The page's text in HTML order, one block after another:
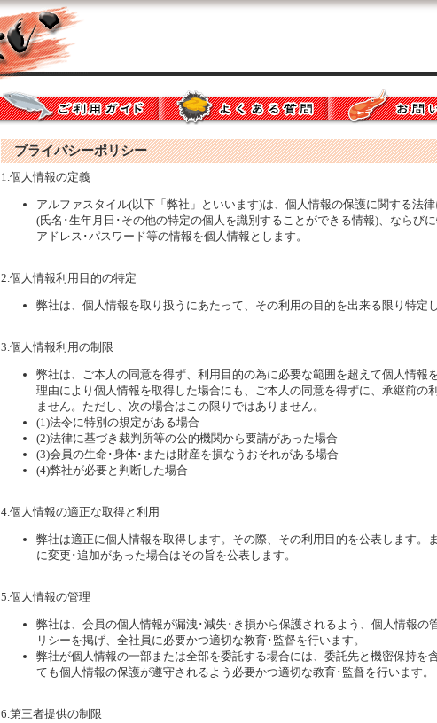
プライバシーポリシー
1.個人情報の定義
アルファスタイル(以下「弊社」といいます)は、個人情報の保護に関する法
(氏名･生年月日･その他の特定の個人を識別することができる情報)、ならび
アドレス･パスワード等の情報を個人情報とします。
2.個人情報利用目的の特定
弊社は、個人情報を取り扱うにあたって、その利用の目的を出来る限り特定
3.個人情報利用の制限
弊社は、ご本人の同意を得ず、利用目的の為に必要な範囲を超えて個人情報
理由により個人情報を取得した場合にも、ご本人の同意を得ずに、承継前の
ません。ただし、次の場合はこの限りではありません。
(1)法令に特別の規定がある場合
(2)法律に基づき裁判所等の公的機関から要請があった場合
(3)会員の生命･身体･または財産を損なうおそれがある場合
(4)弊社が必要と判断した場合
4.個人情報の適正な取得と利用
弊社は適正に個人情報を取得します。その際、その利用目的を公表します。
に変更･追加があった場合はその旨を公表します。
5.個人情報の管理
弊社は、会員の個人情報が漏洩･減失･き損から保護されるよう、個人情報の
リシーを掲げ、全社員に必要かつ適切な教育･監督を行います。
弊社が個人情報の一部または全部を委託する場合には、委託先と機密保持を
ても個人情報の保護が遵守されるよう必要かつ適切な教育･監督を行います。
6.第三者提供の制限